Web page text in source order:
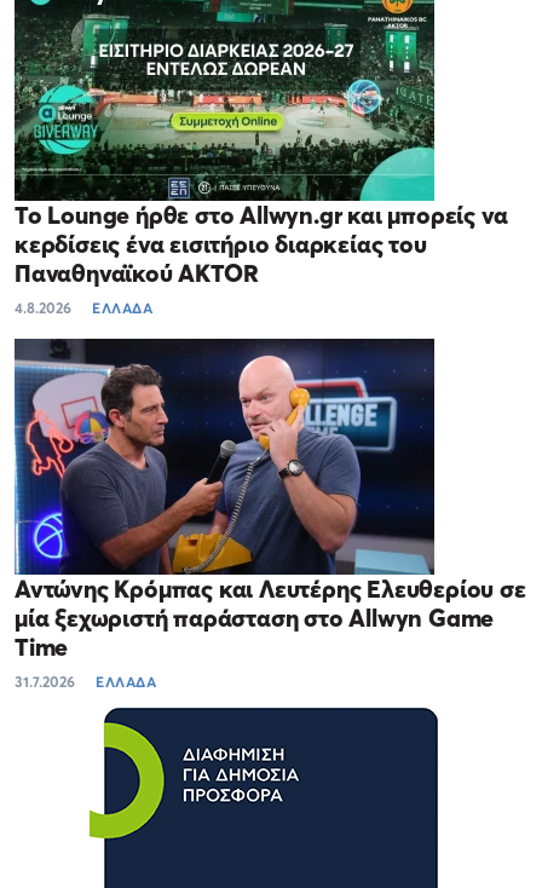
Το Lounge ήρθε στο Allwyn.gr και μπορείς να
κερδίσεις ένα εισιτήριο διαρκείας του
Παναθηναϊκού AKTOR
4.8.2026 ΕΛΛΑΔΑ
Αντώνης Κρόμπας και Λευτέρης Ελευθερίου σε
μία ξεχωριστή παράσταση στο Allwyn Game
Time
31.7.2026 ΕΛΛΑΔΑ